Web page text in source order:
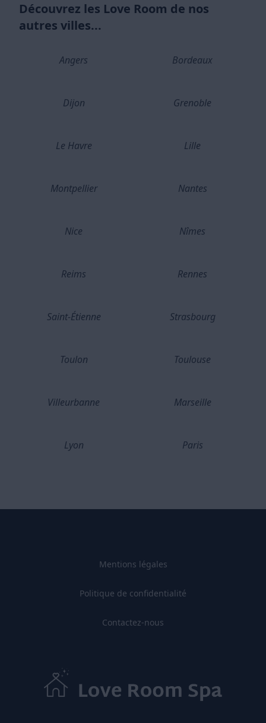
Découvrez les Love Room de nos
autres villes...
Angers Bordeaux
Dijon Grenoble
Le Havre Lille
Montpellier Nantes
Nice Nîmes
Reims Rennes
Saint-Étienne Strasbourg
Toulon Toulouse
Villeurbanne Marseille
Lyon Paris
Mentions légales
Politique de confidentialité
Contactez-nous